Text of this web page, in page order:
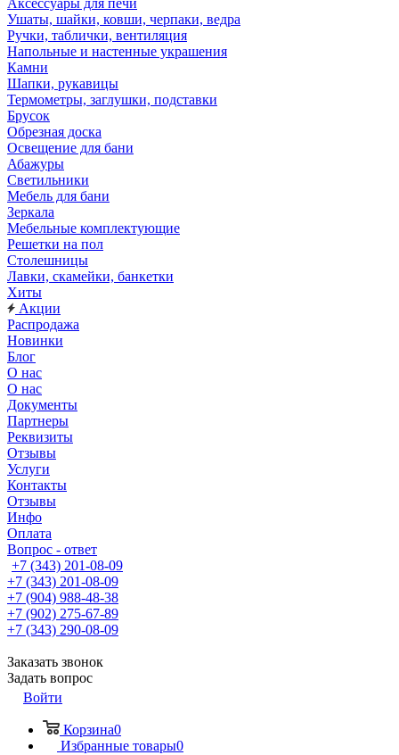
Аксессуары для печи
Ушаты, шайки, ковши, черпаки, ведра
Ручки, таблички, вентиляция
Напольные и настенные украшения
Камни
Шапки, рукавицы
Термометры, заглушки, подставки
Брусок
Обрезная доска
Освещение для бани
Абажуры
Светильники
Мебель для бани
Зеркала
Мебельные комплектующие
Решетки на пол
Столешницы
Лавки, скамейки, банкетки
Хиты
Акции
Распродажа
Новинки
Блог
О нас
О нас
Документы
Партнеры
Реквизиты
Отзывы
Услуги
Контакты
Отзывы
Инфо
Оплата
Вопрос - ответ
+7 (343) 201-08-09
+7 (343) 201-08-09
+7 (904) 988-48-38
+7 (902) 275-67-89
+7 (343) 290-08-09
Заказать звонок
Задать вопрос
Войти
Корзина0
Избранные товары0